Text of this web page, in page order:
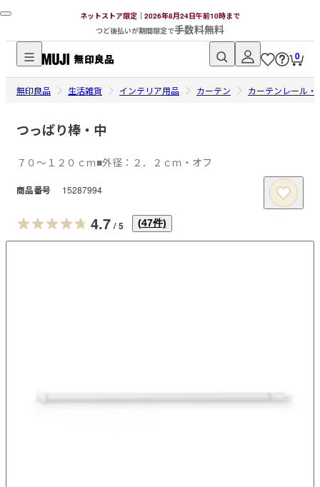
ネットストア限定｜2026年8月24日午前10時まで
つど後払いが期間限定で手数料無料
無
印
品
ッ
ス
ト
0
無印良品 生活雑貨 インテリア用品 カーテン カーテンレール・
つっぱり棒・中
７０～１２０ｃｍ■外径：２．２ｃｍ・オフ
商品番号 15287994
4.7 / 5 (47件)